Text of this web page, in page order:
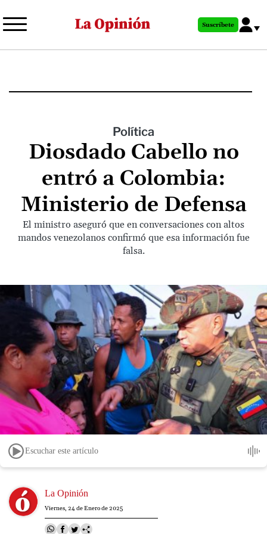
al
principal
Suscríbete
Política
Diosdado Cabello no
entró a Colombia:
Ministerio de Defensa
El ministro aseguró que en conversaciones con altos
mandos venezolanos confirmó que esa información fue
falsa.
Escuchar este artículo
Image La Opinión
Viernes, 24 de Enero de 2025